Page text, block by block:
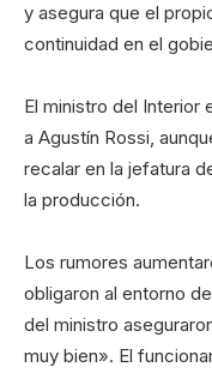
y asegura que el
continuidad en el
El ministro del Interior
a Agustín Rossi,
recalar en la jefatura
la producción.
Los rumores
obligaron al entorno
del ministro
muy bien». El